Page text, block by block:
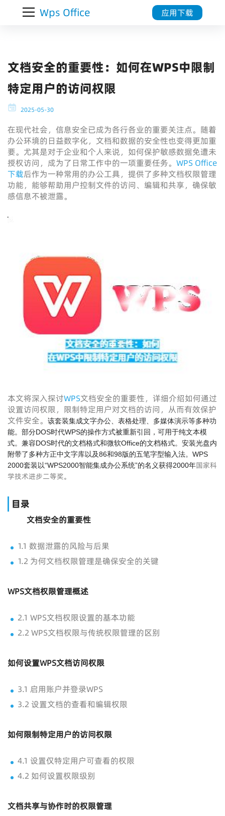
Wps Office 应用下载
文档安全的重要性：如何在WPS中限制
特定用户的访问权限
2025-05-30
在现代社会，信息安全已成为各行各业的重要关注点。随着
办公环境的日益数字化，文档和数据的安全性也变得更加重
要。尤其是对于企业和个人来说，如何保护敏感数据免遭未
授权访问，成为了日常工作中的一项重要任务。 WPS Office
下载后作为一种常用的办公工具，提供了多种文档权限管理
功能，能够帮助用户控制文件的访问、编辑和共享，确保敏
感信息不被泄露。
本文将深入探讨WPS文档安全的重要性，详细介绍如何通过
设置访问权限，限制特定用户对文档的访问，从而有效保护
文件安全。
该套装集成文字办公、表格处理、多媒体演示等多种功
能。部分DOS时代WPS的操作方式被重新引回，可用于纯文本模
式。兼容DOS时代的文档格式和微软Office的文档格式。安装光盘内
附带了多种方正中文字库以及86和98版的五笔字型输入法。WPS
2000套装以“WPS2000智能集成办公系统”的名义获得2000年国家科
学技术进步二等奖。
目录
文档安全的重要性
1.1 数据泄露的风险与后果
1.2 为何文档权限管理是确保安全的关键
WPS文档权限管理概述
2.1 WPS文档权限设置的基本功能
2.2 WPS文档权限与传统权限管理的区别
如何设置WPS文档访问权限
3.1 启用账户并登录WPS
3.2 设置文档的查看和编辑权限
如何限制特定用户的访问权限
4.1 设置仅特定用户可查看的权限
4.2 如何设置权限级别
文档共享与协作时的权限管理